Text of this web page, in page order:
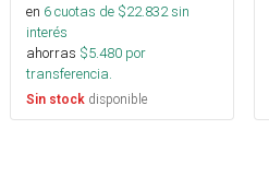
en 6cuotas de $22.832sin
interés
ahorras $5.480 por
transferencia.
Sin stock disponible